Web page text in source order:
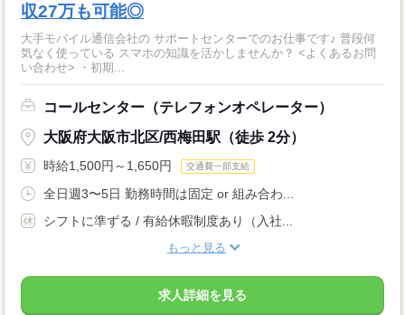
収27万も可能◎
大手モバイル通信会社の サポートセンターでのお仕事です♪ 普段何
気なく使っている スマホの知識を活かしませんか？ <よくあるお問
い合わせ> ・初期...
コールセンター（テレフォンオペレーター）
大阪府大阪市北区/西梅田駅（徒歩 2分）
時給1,500円～1,650円 交通費一部支給
全日週3〜5日 勤務時間は固定 or 組み合わ...
シフトに準ずる / 有給休暇制度あり（入社...
もっと見る
求人詳細を見る